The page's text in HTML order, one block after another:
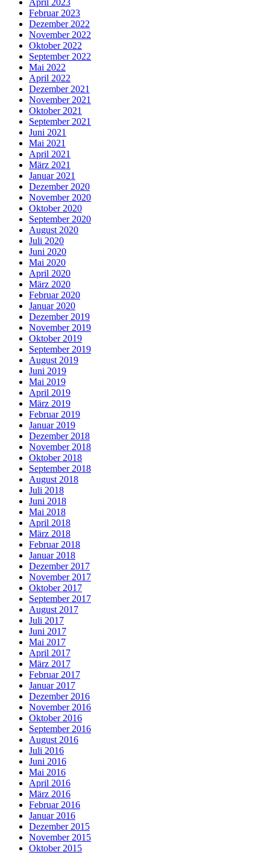
April 2023
Februar 2023
Dezember 2022
November 2022
Oktober 2022
September 2022
Mai 2022
April 2022
Dezember 2021
November 2021
Oktober 2021
September 2021
Juni 2021
Mai 2021
April 2021
März 2021
Januar 2021
Dezember 2020
November 2020
Oktober 2020
September 2020
August 2020
Juli 2020
Juni 2020
Mai 2020
April 2020
März 2020
Februar 2020
Januar 2020
Dezember 2019
November 2019
Oktober 2019
September 2019
August 2019
Juni 2019
Mai 2019
April 2019
März 2019
Februar 2019
Januar 2019
Dezember 2018
November 2018
Oktober 2018
September 2018
August 2018
Juli 2018
Juni 2018
Mai 2018
April 2018
März 2018
Februar 2018
Januar 2018
Dezember 2017
November 2017
Oktober 2017
September 2017
August 2017
Juli 2017
Juni 2017
Mai 2017
April 2017
März 2017
Februar 2017
Januar 2017
Dezember 2016
November 2016
Oktober 2016
September 2016
August 2016
Juli 2016
Juni 2016
Mai 2016
April 2016
März 2016
Februar 2016
Januar 2016
Dezember 2015
November 2015
Oktober 2015